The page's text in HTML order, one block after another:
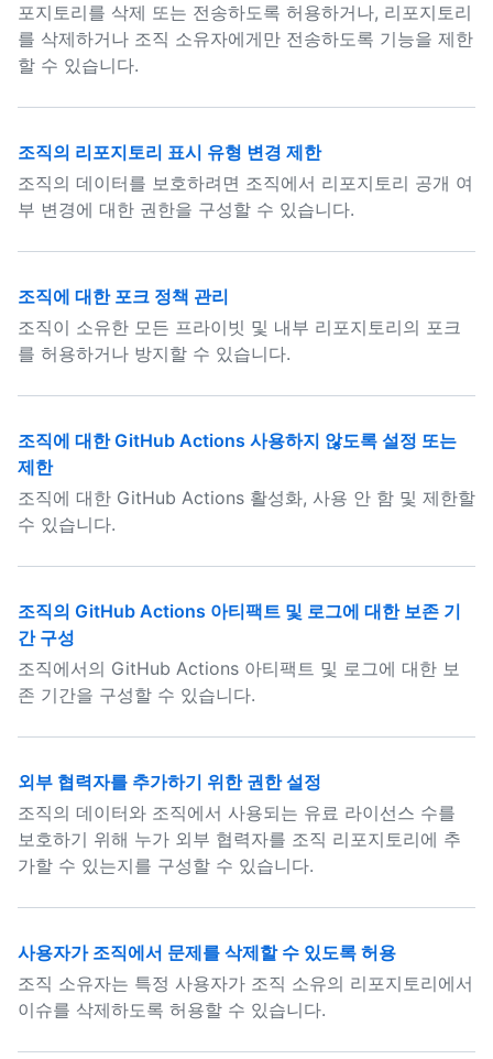
포지토리를 삭제 또는 전송하도록 허용하거나, 리포지토리
를 삭제하거나 조직 소유자에게만 전송하도록 기능을 제한
할 수 있습니다.
조직의 리포지토리 표시 유형 변경 제한
조직의 데이터를 보호하려면 조직에서 리포지토리 공개 여
부 변경에 대한 권한을 구성할 수 있습니다.
조직에 대한 포크 정책 관리
조직이 소유한 모든 프라이빗 및 내부 리포지토리의 포크
를 허용하거나 방지할 수 있습니다.
조직에 대한 GitHub Actions 사용하지 않도록 설정 또는
제한
조직에 대한 GitHub Actions 활성화, 사용 안 함 및 제한할
수 있습니다.
조직의 GitHub Actions 아티팩트 및 로그에 대한 보존 기
간 구성
조직에서의 GitHub Actions 아티팩트 및 로그에 대한 보
존 기간을 구성할 수 있습니다.
외부 협력자를 추가하기 위한 권한 설정
조직의 데이터와 조직에서 사용되는 유료 라이선스 수를
보호하기 위해 누가 외부 협력자를 조직 리포지토리에 추
가할 수 있는지를 구성할 수 있습니다.
사용자가 조직에서 문제를 삭제할 수 있도록 허용
조직 소유자는 특정 사용자가 조직 소유의 리포지토리에서
이슈를 삭제하도록 허용할 수 있습니다.